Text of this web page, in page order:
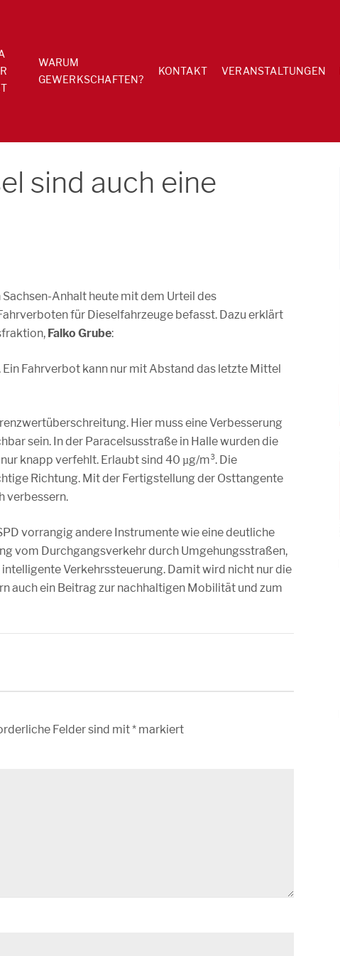
WARUM
GEWERKSCHAFTEN?
KONTAKT VERANSTALTUNGEN
sind auch eine
Anhalt heute mit dem Urteil des
für Dieselfahrzeuge befasst. Dazu erklärt
Falko Grube:
Fahrverbot kann nur mit Abstand das letzte Mittel
Hier muss eine Verbesserung
sein. In der Paracelsusstraße in Halle wurden die
knapp verfehlt. Erlaubt sind 40 µg/m³. Die
Richtung. Mit der Fertigstellung der Osttangente
verbessern.
vorrangig andere Instrumente wie eine deutliche
vom Durchgangsverkehr durch Umgehungsstraßen,
Verkehrssteuerung. Damit wird nicht nur die
auch ein Beitrag zur nachhaltigen Mobilität und zum
Felder sind mit* markiert